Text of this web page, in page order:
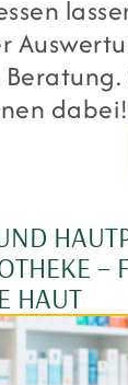
dabei!
–
HAUT